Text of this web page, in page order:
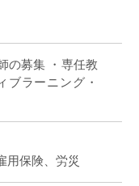
の募集 ・専任教
ブラーニング・
用保険、労災